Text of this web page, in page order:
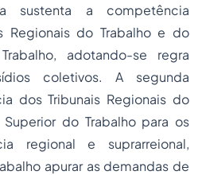
sustenta a competência
Regionais do Trabalho e do
adotando-se regra
coletivos. A segunda
dos Tribunais Regionais do
do Trabalho para os
regional e suprarreional,
apurar as demandas de